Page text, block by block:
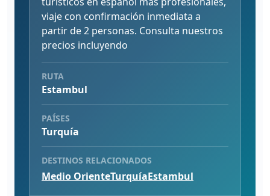
viaje con confirmación inmediata a
partir de 2 personas. Consulta nuestros
precios incluyendo
RUTA
Estambul
PAÍSES
Turquía
DESTINOS RELACIONADOS
Medio OrienteTurquíaEstambul